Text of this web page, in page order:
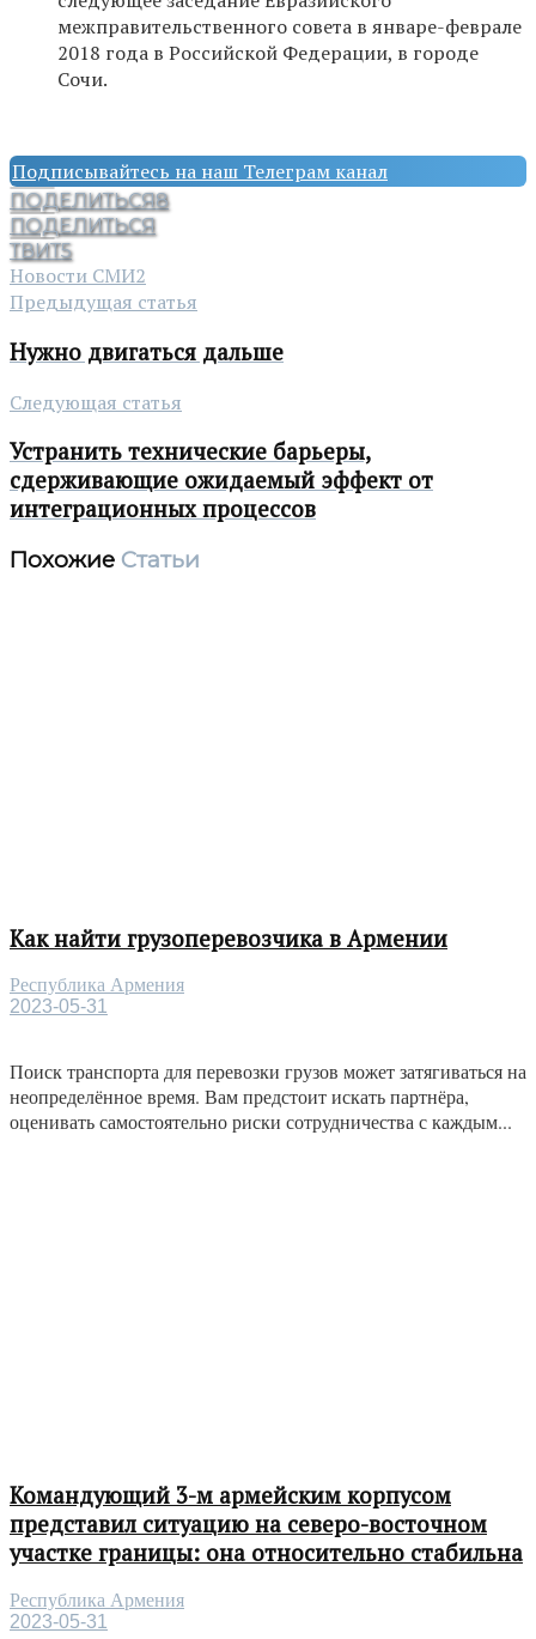
межправительственного совета в январе-феврале
2018 года в Российской Федерации, в городе
Сочи.
Подписывайтесь на наш Телеграм канал
ПОДЕЛИТЬСЯ8
ПОДЕЛИТЬСЯ
ТВИТ5
Новости СМИ2
Предыдущая статья
Нужно двигаться дальше
Следующая статья
Устранить технические барьеры,
сдерживающие ожидаемый эффект от
интеграционных процессов
Похожие Статьи
Как найти грузоперевозчика в Армении
Республика Армения
2023-05-31
Поиск транспорта для перевозки грузов может затягиваться на
неопределённое время. Вам предстоит искать партнёра,
оценивать самостоятельно риски сотрудничества с каждым...
Командующий 3-м армейским корпусом
представил ситуацию на северо-восточном
участке границы: она относительно стабильна
Республика Армения
2023-05-31